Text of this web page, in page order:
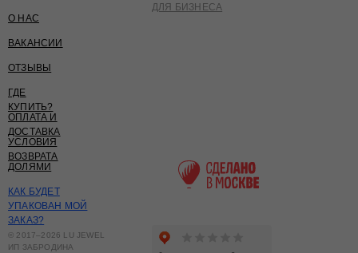
ДЛЯ БИЗНЕСА
© 2017–2026 LU JEWEL
ИП ЗАБРОДИНА
О НАС
ОПЛАТА И
ДОСТАВКА
УСЛОВИЯ
ВОЗВРАТА
ОТЗЫВЫ
ГДЕ
КУПИТЬ?
КАК БУДЕТ
УПАКОВАН МОЙ
ЗАКАЗ?
ВАКАНСИИ
ДОЛЯМИ